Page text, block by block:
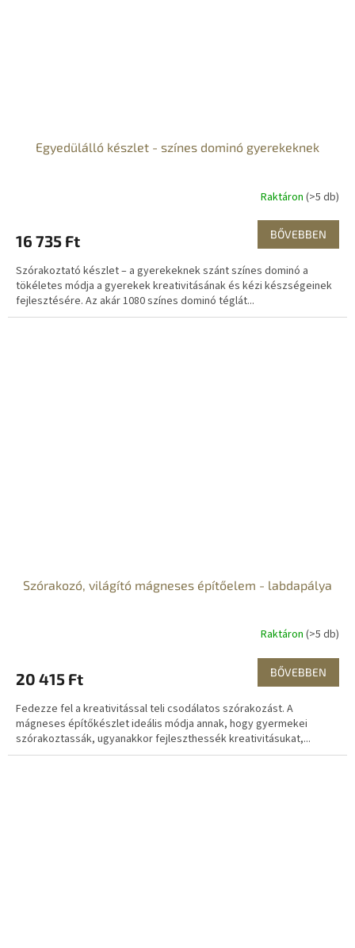
Egyedülálló készlet - színes dominó gyerekeknek
Raktáron (>5 db)
16 735 Ft BŐVEBBEN
Szórakoztató készlet – a gyerekeknek szánt színes dominó a
tökéletes módja a gyerekek kreativitásának és kézi készségeinek
fejlesztésére. Az akár 1080 színes dominó téglát...
Szórakozó, világító mágneses építőelem - labdapálya
Raktáron (>5 db)
20 415 Ft BŐVEBBEN
Fedezze fel a kreativitással teli csodálatos szórakozást. A
mágneses építőkészlet ideális módja annak, hogy gyermekei
szórakoztassák, ugyanakkor fejleszthessék kreativitásukat,...